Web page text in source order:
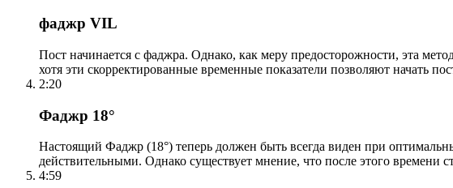
фаджр VIL
Пост начинается с фаджра. Однако, как меру предосторожности, эта
хотя эти скорректированные временные показатели позволяют начать
2:20
Фаджр 18°
Настоящий Фаджр (18°) теперь должен быть всегда виден при
действительными. Однако существует мнение, что после этого времени
4:59